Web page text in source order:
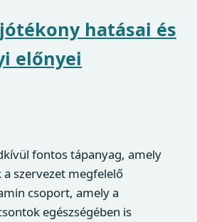
hatásai és
előnyei
fontos tápanyag, amely
szervezet megfelelő
csoport, amely a
egészségében is